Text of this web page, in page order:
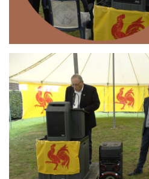
Branding
ARMCHAIR